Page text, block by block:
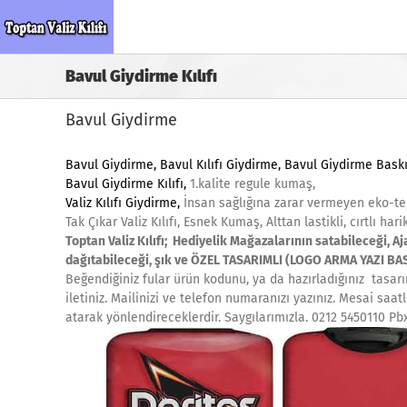
to
Bavul Giydirme Kılıfı
Bavul Giydirme
Bavul Giydirme, Bavul Kılıfı Giydirme, Bavul Giydirme
Bavul Giydirme Kılıfı, 1.kalite regule kumaş,
Valiz Kılıfı Giydirme, İnsan sağlığına zarar vermeyen eko-
Tak Çıkar Valiz Kılıfı, Esnek Kumaş, Alttan lastikli, cırtlı
Toptan Valiz Kılıfı; Hediyelik Mağazalarının
dağıtabileceği, şık ve ÖZEL TASARIMLI (LOGO ARMA YAZI
Beğendiğiniz fular ürün kodunu, ya da hazırladığınız
iletiniz. Mailinizi ve telefon numaranızı yazınız. Mesai
atarak yönlendireceklerdir. Saygılarımızla. 0212 5450110